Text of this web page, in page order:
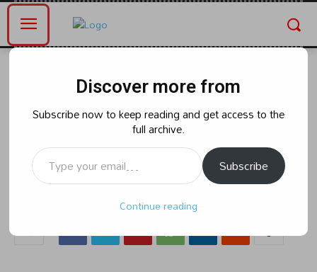
కొండగట్టుకు వస్తున్న పవన్ కళ్యాణ్..
By naradanews.in Saturday, June 29, 2024 1:45 pm 208
Discover more from
Subscribe now to keep reading and get access to the
full archive.
Type your email…
Subscribe
Continue reading